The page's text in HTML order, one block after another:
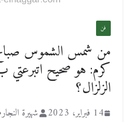
فن
من شمس الشموس
الزلزال؟
14 فبراير، 2023 شهيرة النجار